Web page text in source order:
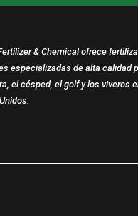
& Chemical ofrece
especializadas de alta calidad
el césped, el golf y los viveros